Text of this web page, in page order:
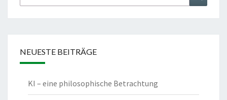
nach:
NEUESTE BEITRÄGE
KI – eine philosophische Betrachtung